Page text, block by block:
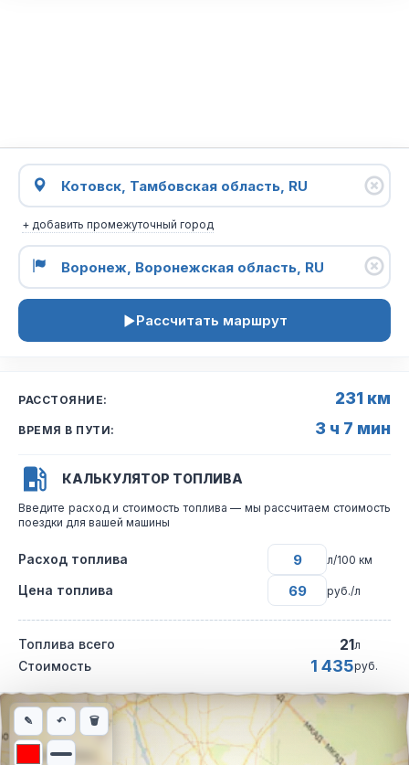
+ добавить промежуточный город
Рассчитать маршрут
РАССТОЯНИЕ: 231 км
ВРЕМЯ В ПУТИ: 3 ч 7 мин
КАЛЬКУЛЯТОР ТОПЛИВА
Введите расход и стоимость топлива — мы рассчитаем стоимость
поездки для вашей машины
Расход топлива л/100 км
Цена топлива руб./л
Топлива всего 21л
Стоимость 1 435руб.
Интерактивная карта автомобильного маршрута из города
✎ ↶ 🗑